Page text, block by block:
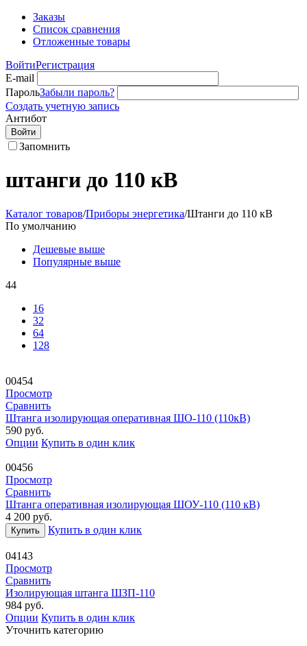
Заказы
Список сравнения
Отложенные товары
ВойтиРегистрация
E-mail
ПарольЗабыли пароль?
Создать учетную запись
Антибот
Войти
Запомнить
штанги до 110 кВ
Каталог товаров/Приборы энергетика/Штанги до 110 кВ
По умолчанию
Дешевые выше
Популярные выше
44
16
32
64
128
00454
Просмотр
Сравнить
Штанга изолирующая оперативная ШО-110 (110кВ)
590 руб.
Опции Купить в один клик
00456
Просмотр
Сравнить
Штанга оперативная изолирующая ШОУ-110 (110 кВ)
4 200 руб.
Купить Купить в один клик
04143
Просмотр
Сравнить
Изолирующая штанга ШЗП-110
984 руб.
Опции Купить в один клик
Уточнить категорию